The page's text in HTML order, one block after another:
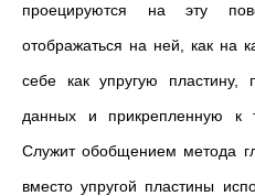
проецируются на эту
отображаться на ней, как на
себе как упругую пластину,
данных и прикрепленную к
Служит обобщением метода
вместо упругой пластины